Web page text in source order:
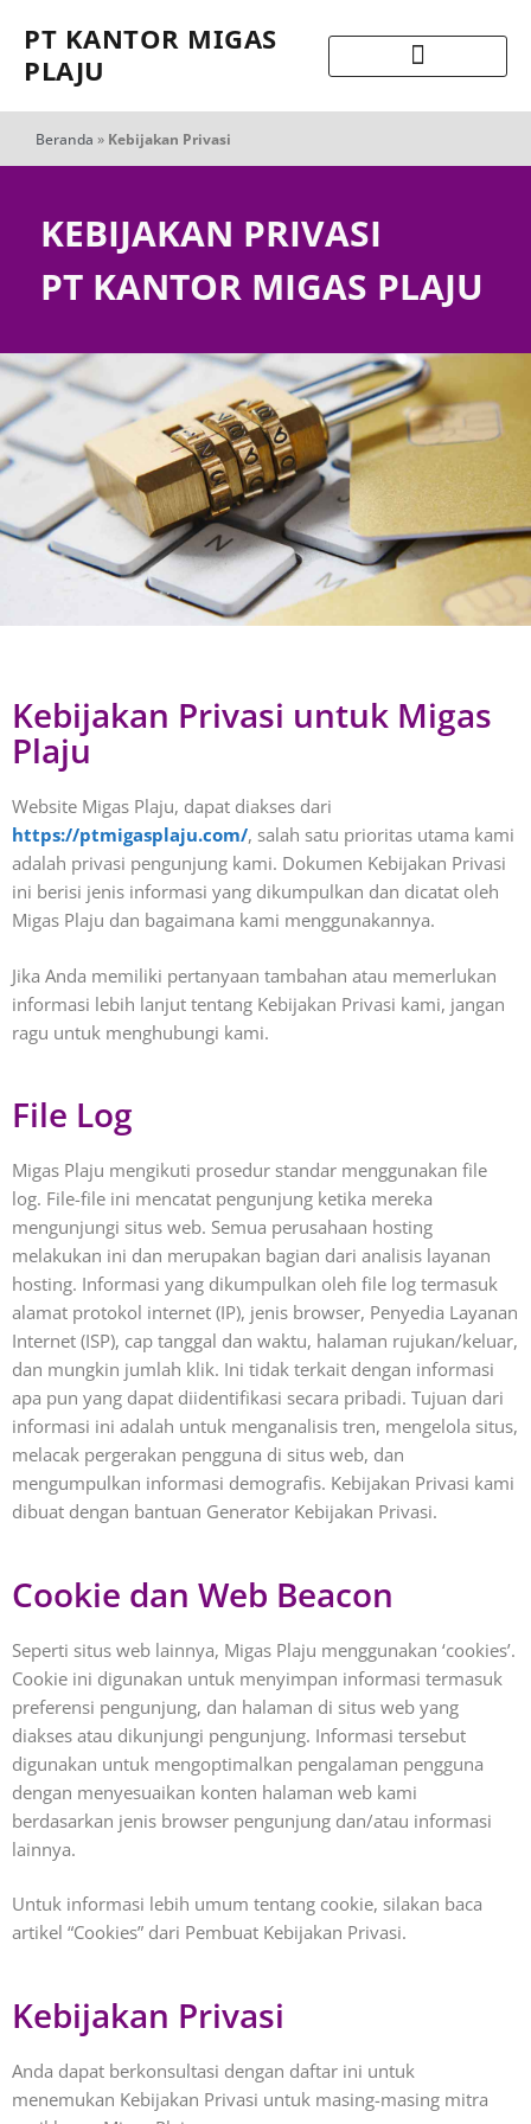
PT KANTOR MIGAS
PLAJU
Beranda » Kebijakan Privasi
KEBIJAKAN PRIVASI
PT KANTOR MIGAS PLAJU
Kebijakan Privasi untuk Migas
Plaju
Website Migas Plaju, dapat diakses dari
https://ptmigasplaju.com/, salah satu prioritas utama kami
adalah privasi pengunjung kami. Dokumen Kebijakan Privasi
ini berisi jenis informasi yang dikumpulkan dan dicatat oleh
Migas Plaju dan bagaimana kami menggunakannya.
Jika Anda memiliki pertanyaan tambahan atau memerlukan
informasi lebih lanjut tentang Kebijakan Privasi kami, jangan
ragu untuk menghubungi kami.
File Log
Migas Plaju mengikuti prosedur standar menggunakan file
log. File-file ini mencatat pengunjung ketika mereka
mengunjungi situs web. Semua perusahaan hosting
melakukan ini dan merupakan bagian dari analisis layanan
hosting. Informasi yang dikumpulkan oleh file log termasuk
alamat protokol internet (IP), jenis browser, Penyedia Layanan
Internet (ISP), cap tanggal dan waktu, halaman rujukan/keluar,
dan mungkin jumlah klik. Ini tidak terkait dengan informasi
apa pun yang dapat diidentifikasi secara pribadi. Tujuan dari
informasi ini adalah untuk menganalisis tren, mengelola situs,
melacak pergerakan pengguna di situs web, dan
mengumpulkan informasi demografis. Kebijakan Privasi kami
dibuat dengan bantuan Generator Kebijakan Privasi.
Cookie dan Web Beacon
Seperti situs web lainnya, Migas Plaju menggunakan ‘cookies’.
Cookie ini digunakan untuk menyimpan informasi termasuk
preferensi pengunjung, dan halaman di situs web yang
diakses atau dikunjungi pengunjung. Informasi tersebut
digunakan untuk mengoptimalkan pengalaman pengguna
dengan menyesuaikan konten halaman web kami
berdasarkan jenis browser pengunjung dan/atau informasi
lainnya.
Untuk informasi lebih umum tentang cookie, silakan baca
artikel “Cookies” dari Pembuat Kebijakan Privasi.
Kebijakan Privasi
Anda dapat berkonsultasi dengan daftar ini untuk
menemukan Kebijakan Privasi untuk masing-masing mitra